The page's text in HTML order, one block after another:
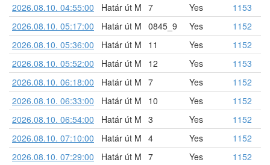
2026.08.10. 04:55:00
Határ út M 7 Yes
1153
2026.08.10. 05:17:00
Határ út M 0845_9 Yes
1152
2026.08.10. 05:36:00
Határ út M 11 Yes
1152
2026.08.10. 05:52:00
Határ út M 12 Yes
1153
2026.08.10. 06:18:00
Határ út M 7 Yes
1152
2026.08.10. 06:33:00
Határ út M 10 Yes
1152
2026.08.10. 06:54:00
Határ út M 3 Yes
1152
2026.08.10. 07:10:00
Határ út M 4 Yes
1152
2026.08.10. 07:29:00
Határ út M 7 Yes
1152